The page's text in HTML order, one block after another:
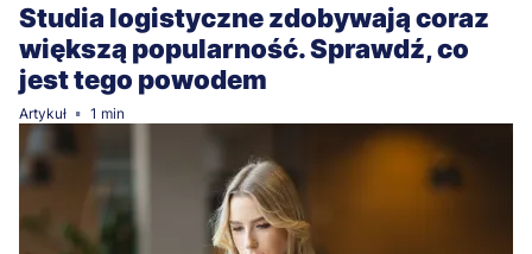
Studia logistyczne zdobywają coraz
większą popularność. Sprawdź, co
jest tego powodem
Artykuł 1 min